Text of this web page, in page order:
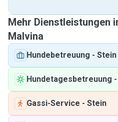
Mehr Dienstleistungen
Malvina
Hundebetreuung - Stein
Hundetagesbetreuung -
Gassi-Service - Stein